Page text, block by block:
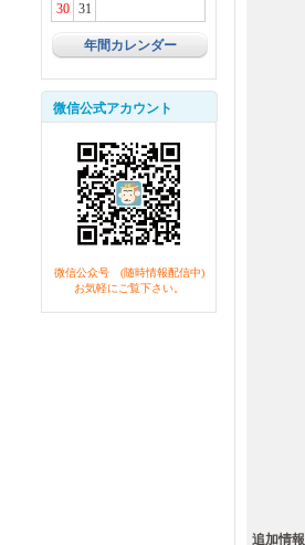
30
31
年間カレンダー
微信公式アカウント
微信公众号 (随時情報配信中)
お気軽にご覧下さい。
追加情報